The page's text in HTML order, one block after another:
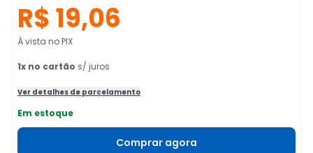
R$ 19,06
À vista no PIX
1x no cartão s/ juros
Ver detalhes de parcelamento
Em estoque
Comprar agora